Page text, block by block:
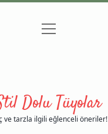
Gizlilik Politikası
menüyü
Dolu Tüyolar
ve tarzla ilgili eğlenceli öneriler!